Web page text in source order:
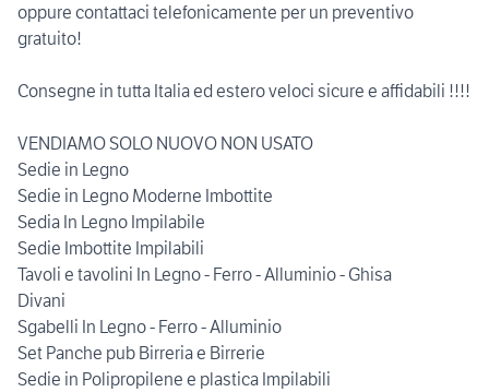
oppure contattaci telefonicamente per un preventivo
gratuito!
Consegne in tutta Italia ed estero veloci sicure e affidabili !!!!
VENDIAMO SOLO NUOVO NON USATO
Sedie in Legno
Sedie in Legno Moderne Imbottite
Sedia In Legno Impilabile
Sedie Imbottite Impilabili
Tavoli e tavolini In Legno - Ferro - Alluminio - Ghisa
Divani
Sgabelli In Legno - Ferro - Alluminio
Set Panche pub Birreria e Birrerie
Sedie in Polipropilene e plastica Impilabili